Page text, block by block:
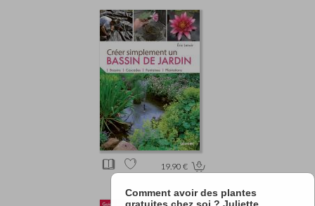
Comment avoir des plantes
19.90 €